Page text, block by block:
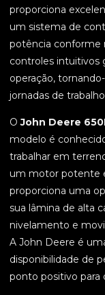
proporciona
um sistema de
potência conforme
controles intuitivos
operação,
jornadas de
OJohn Deere
modelo é
trabalhar em
um motor potente
proporciona uma
sua lâmina de alta
nivelamento e
A John Deere é
disponibilidade de
ponto positivo para